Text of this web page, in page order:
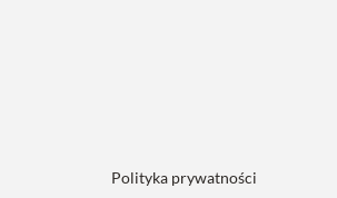
Polityka prywatności